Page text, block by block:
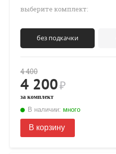
выберите комплект:
без подкачки
4 400
4 200₽
за комплект
В наличии: много
В корзину